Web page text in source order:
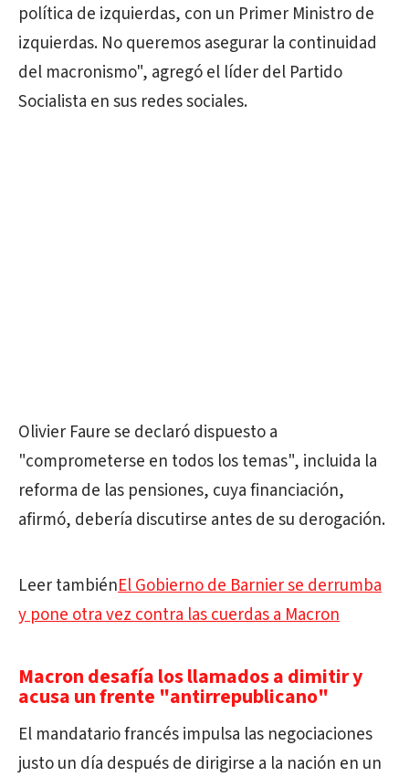
política de izquierdas, con un Primer Ministro de
izquierdas. No queremos asegurar la continuidad
del macronismo", agregó el líder del Partido
Socialista en sus redes sociales.
Olivier Faure se declaró dispuesto a
"comprometerse en todos los temas", incluida la
reforma de las pensiones, cuya financiación,
afirmó, debería discutirse antes de su derogación.
Leer tambiénEl Gobierno de Barnier se derrumba
y pone otra vez contra las cuerdas a Macron
Macron desafía los llamados a dimitir y
acusa un frente "antirrepublicano"
El mandatario francés impulsa las negociaciones
justo un día después de dirigirse a la nación en un